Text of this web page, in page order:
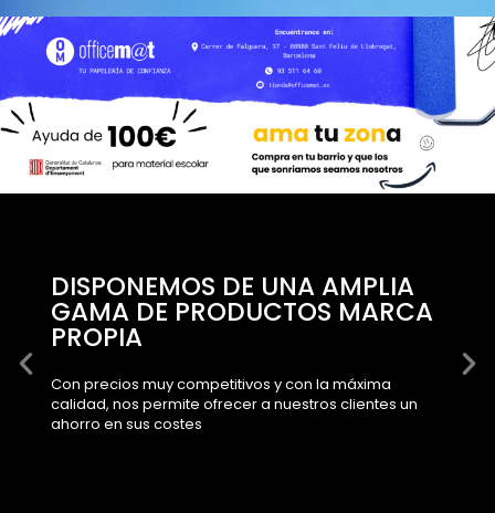
DISPONEMOS DE UNA AMPLIA
GAMA DE PRODUCTOS MARCA
PROPIA
Con precios muy competitivos y con la máxima
calidad, nos permite ofrecer a nuestros clientes un
ahorro en sus costes